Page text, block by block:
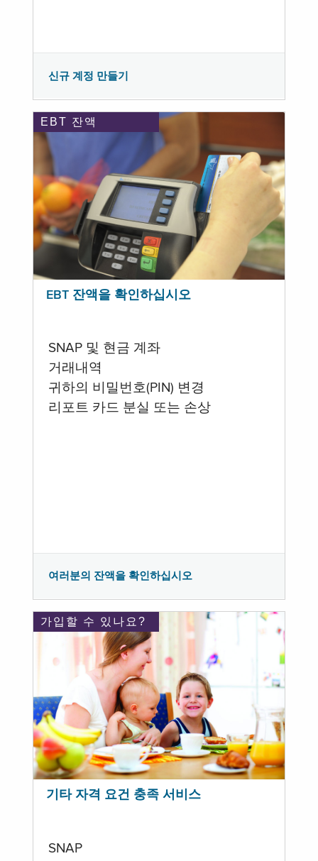
신규 계정 만들기
EBT 잔액
EBT 잔액을 확인하십시오
SNAP 및 현금 계좌
거래내역
귀하의 비밀번호(PIN) 변경
리포트 카드 분실 또는 손상
여러분의 잔액을 확인하십시오
가입할 수 있나요?
기타 자격 요건 충족 서비스
SNAP